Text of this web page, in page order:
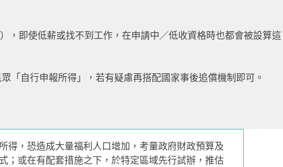
，即使低薪或找不到工作，在申請中／低收資格時也都會被設算這
「自行申報所得」，若有疑慮再搭配國家事後追償機制即可。
得，恐造成大量福利人口增加，考量政府財政預算及
；或在有配套措施之下，於特定區域先行試辦，推估